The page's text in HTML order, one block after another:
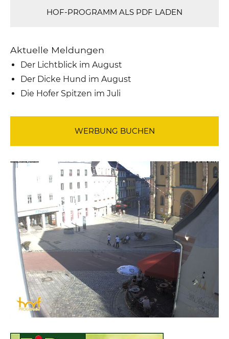
HOF-PROGRAMM ALS PDF LADEN
Aktuelle Meldungen
Der Lichtblick im August
Der Dicke Hund im August
Die Hofer Spitzen im Juli
WERBUNG BUCHEN